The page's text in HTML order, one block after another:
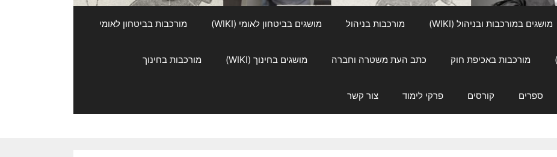
מושגים במורכבות ובניהול (WIKI) מורכבות בניהול מושגים בביטחון לאומי (WIKI) מורכבות בביטחון לאומי
מורכבות באכיפת חוק כתב העת משטרה וחברה מושגים בחינוך (WIKI) מורכבות בחינוך
ספרים קורסים פרקי לימוד צור קשר